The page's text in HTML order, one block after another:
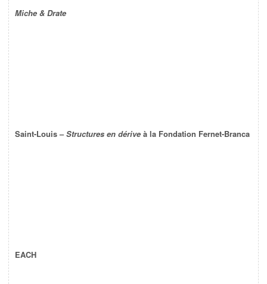
Miche & Drate
Saint-Louis –Structures en dérive à la Fondation Fernet-Branca
EACH